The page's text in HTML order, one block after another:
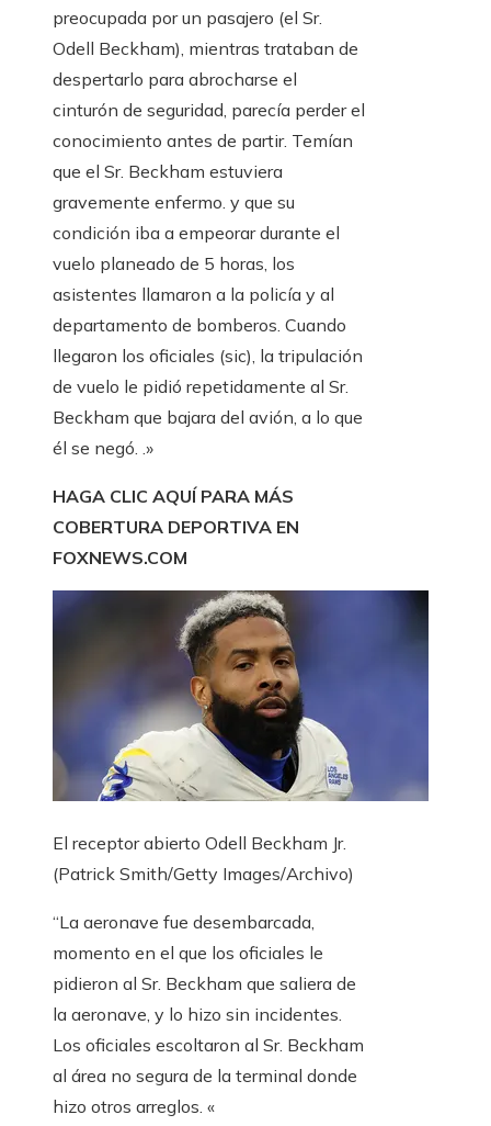
preocupada por un pasajero (el Sr.
Odell Beckham), mientras trataban de
despertarlo para abrocharse el
cinturón de seguridad, parecía perder el
conocimiento antes de partir. Temían
que el Sr. Beckham estuviera
gravemente enfermo. y que su
condición iba a empeorar durante el
vuelo planeado de 5 horas, los
asistentes llamaron a la policía y al
departamento de bomberos. Cuando
llegaron los oficiales (sic), la tripulación
de vuelo le pidió repetidamente al Sr.
Beckham que bajara del avión, a lo que
él se negó. .»
HAGA CLIC AQUÍ PARA MÁS
COBERTURA DEPORTIVA EN
FOXNEWS.COM
El receptor abierto Odell Beckham Jr.
(Patrick Smith/Getty Images/Archivo)
“La aeronave fue desembarcada,
momento en el que los oficiales le
pidieron al Sr. Beckham que saliera de
la aeronave, y lo hizo sin incidentes.
Los oficiales escoltaron al Sr. Beckham
al área no segura de la terminal donde
hizo otros arreglos. «